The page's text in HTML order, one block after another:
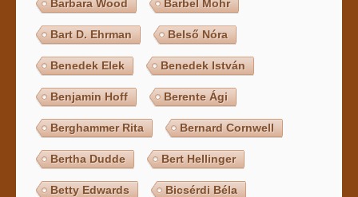
Barbara Wood Barbel Mohr
Bart D. Ehrman Belső Nóra
Benedek Elek Benedek István
Benjamin Hoff Berente Ági
Berghammer Rita Bernard Cornwell
Bertha Dudde Bert Hellinger
Betty Edwards Bicsérdi Béla